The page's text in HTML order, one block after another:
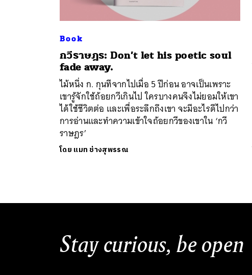
Book
กวีราษฎร: Don’t let his poetic soul
fade away.
ไม้หนึ่ง ก. กุนทีจากไปเมื่อ 5 ปีก่อน อาจเป็นเพราะ
เขารู้จักใช้ถ้อยกวีเกินไป ใครบางคนจึงไม่ยอมให้เขา
ได้ใช้ชีวิตต่อ และเพื่อระลึกถึงเขา จะมีอะไรดีไปกว่า
การอ่านและทำความเข้าใจถ้อยกวีของเขาใน ‘กวี
ราษฎร’
โดย แมท ช่างสุพรรณ
Stay curious, be open